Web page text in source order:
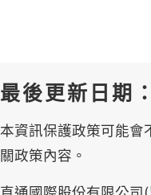
最後更新日期
本資訊保護政策可能會
關政策內容。